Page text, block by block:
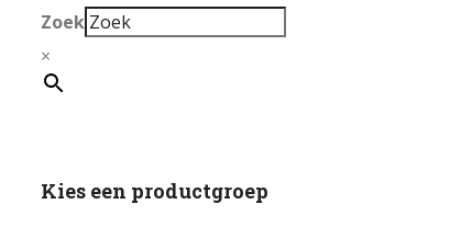
Zoek
×
Kies een productgroep